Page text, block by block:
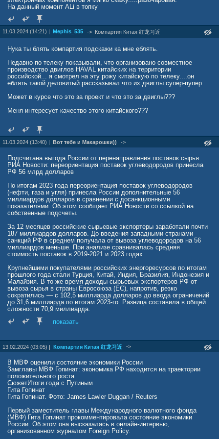
существует - от былого благополучия остались лишь обломки.
А самое печальное в этой ситуации - полное отсутствие
перспектив. Если в прошлые года достаточно было бы
продержаться всего 6 месяцев, а там начнется туристический
сезон, и россияне повезут в страну свои кровные, то сегодня этой
палочки-выручалочки финны оказались лишены. По большому
счету, вся экономика Финляндии строилась на туризме и
торговлей с Россией. Но после того как финские власти с
радостными криками пошли на поводу у Вашингтона и Брюсселя,
присоединившись к антироссийским санкциям, всё пошло
наперекосяк. И не стоит думать что в правительстве страны сидят
полные кретины - они прекрасно понимали что катастрофа
неизбежна, но политические амбиции перевесили здравый смысл.
Итог оказался закономерным - теперь нет ни туристов, ни дешевых
ресурсов, ни рынка сбыта (российского нет по известным
причинам, а всех остальных, в силу неконкурентоспособности
Сегодня эксперты делают вывод, что если крупные европейские
экономики, вроде немецкой, после всех санкционных потерь как-то
ещё держатся на плаву, то для Финляндии де-факто уже все
кончено. Это понимает и население меленькой страны, которое
отлично осознает, что во всем происходящем виноват кто угодно,
но уж точно не Россия, демонстрирующая кстати рост экономики в
4%. Основными виновниками сложившейся ситуации являются
санкции и политика проводимая руководством страны, что говорит
о том, что даже в среднесрочной перспективе ничего не
изменится. Те кто это понимает, уже начинают задумываться над
тем, что бы собрать вещи и свалить из страны. А некоторые это
уже сделали. В общем все идет к тому, что пока финские
политики возьмутся за голову, страна просто останется без
рабочих рук.
Но самым большим цинизмом во все этой истории является то,
что несмотря на тот факт, что "Финляндия от имени всей Европы
приняла на себя серьезные экономические удары"
евробюрократия снимать обязательства со страны не планирует.
Суоми, как и прежде, отчисляет немалые средства в общий
европейский котел. И если раньше это выглядело как почетная
обязанность, поскольку позволяло раздуваясь от собственной
значимости демонстрировать всему миру свое богатство и
благополучие, то сегодня, для и без того хиреющей финской
экономики, это становится непосильным ярмом на шее,
Финские финансовые аналитики уже потихоньку начинают
шептаться о том, что страна в самое ближайшее время столкнется
с перспективой банкротства, и это станет последним гвоздем в
оптимисты, отлично осознают, что даже если завтра случится
чудо и все ограничения будут сняты, былых добрососедских
Россия, которая еще недавно наивно полагала что Финляндия это
прежде всего нейтральная страна, с которой можно на равных
правах развивать двухсторонние отношения, сегодня
окончательно разочаровалась в своем соседе, и прощать
русофобскую политику и нанесенный ущерб, явно не планирует
собственно говоря больше и неоткуда. Евросоюз не станет
помогать, потому что сам беден как церковная мышь, а Вашингтон
откажет, потому как за всю историю существования США в
принципе никогда и никому не помогал. Впрочем, у тех финнов кто
У США возникли проблемы с поиском наличных для отправки на
Украину, поскольку попытки Байдена протолкнуть пакет помощи
Киеву в размере 60 млрд долларов через Конгресс пресекаются
республиканцами.
Франция и Италия — обеспокоены тем, что конфискация активов
препятствовать международным инвестициям.
На данный момент ALi в топку
11.03.2024 (14:21) | Mephis_535 -> Компартия Китая 红龙习近
Нука ты блять компартия подскажи ка мне еблять.
Недавно по телеку показывали, что организовано совместное
производство двиглов HAVAL китайских на территории
российской... я смотрел на эту рожу китайскую по телеку....он
еблять такой деловитый рассказывал что их двиглы супер-пупер.
Может в курсе что это за проект и что это за двиглы???
Меня интересует качество этого китайского???
11.03.2024 (13:40) | Вот тебе и Макарошки)) ->
Подсчитана выгода России от перенаправления поставок сырья
РИА Новости: переориентация поставок углеводородов принесла
РФ 56 млрд долларов
По итогам 2023 года переориентация поставок углеводородов
(нефти, газа и угля) принесла России дополнительные 56
миллиардов долларов в сравнении с досанкционными
показателями. Об этом сообщает РИА Новости со ссылкой на
собственные подсчеты.
За 12 месяцев российские сырьевые экспортеры заработали почти
187 миллиардов долларов. До введения западными странами
санкций РФ в среднем получала от вывоза углеводородов на 56
миллиардов меньше. При анализе сравнивалась средняя
стоимость поставок в 2019-2021 и 2023 годах.
Крупнейшими покупателями российских энергоресурсов по итогам
прошлого года стали Турция, Китай, Индия, Бразилия, Индонезия и
Малайзия. В то же время доходы сырьевых экспортеров РФ от
вывоза сырья в страны Евросоюза (ЕС), напротив, резко
сократились — с 102,5 миллиарда долларов до ввода ограничений
до 31,6 миллиарда по итогам 2023-го. Разница составила в общей
сложности 70,9 миллиарда.
показать
13.02.2024 (03:05) | Компартия Китая 红龙习近 ->
В МВФ оценили состояние экономики России
Замглавы МВФ Гопинат: экономика РФ находится на траектории
положительного роста
СюжетИтоги года с Путиным
Гита Гопинат
Гита Гопинат. Фото: James Lawler Duggan / Reuters
Первый заместитель главы Международного валютного фонда
(МВФ) Гита Гопинат прокомментировала состояние экономики
России. Об этом она высказалась в онлайн-интервью,
организованном журналом Foreign Policy.